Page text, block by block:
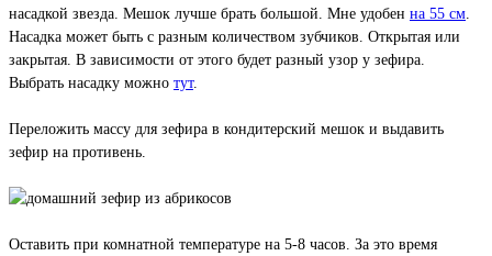
насадкой звезда. Мешок лучше брать большой. Мне удобен на 55 см
Насадка может быть с разным количеством зубчиков. Открытая или
закрытая. В зависимости от этого будет разный узор у зефира.
Выбрать насадку можно тут.
Переложить массу для зефира в кондитерский мешок и выдавить
зефир на противень.
Оставить при комнатной температуре на 5-8 часов. За это время